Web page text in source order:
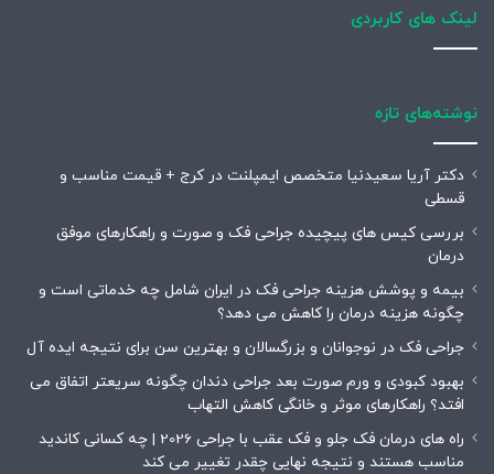
لینک های کاربردی
نوشته‌های تازه
دکتر آریا سعیدنیا متخصص ایمپلنت در کرج + قیمت مناسب و
قسطی
بررسی کیس های پیچیده جراحی فک و صورت و راهکارهای موفق
درمان
بیمه و پوشش هزینه جراحی فک در ایران شامل چه خدماتی است و
چگونه هزینه درمان را کاهش می دهد؟
جراحی فک در نوجوانان و بزرگسالان و بهترین سن برای نتیجه ایده آل
بهبود کبودی و ورم صورت بعد جراحی دندان چگونه سریعتر اتفاق می
افتد؟ راهکارهای موثر و خانگی کاهش التهاب
راه های درمان فک جلو و فک عقب با جراحی 2026 | چه کسانی کاندید
مناسب هستند و نتیجه نهایی چقدر تغییر می کند